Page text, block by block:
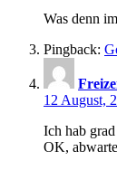
Was denn
Pingback:
12 August,
Ich hab grad
OK,